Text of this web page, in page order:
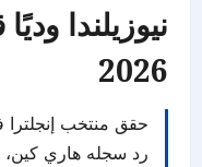
نيوزيلندا
2026
حقق منتخب إنجلترا
رد سجله هاري كين،